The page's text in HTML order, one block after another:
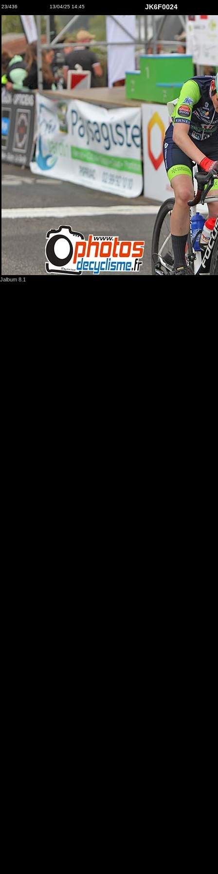
23/436 13/04/25 14:45 JK6F0024
Jalbum 8.1